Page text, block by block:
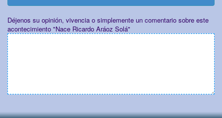
Déjenos su opinión, vivencia o simplemente un comentario sobre este
acontecimiento "Nace Ricardo Aráoz Solá"